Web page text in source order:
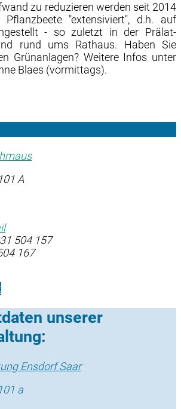
zu reduzieren werden seit 2014
"extensiviert", d.h. auf
- so zuletzt in der Prälat-
rund ums Rathaus. Haben Sie
Grünanlagen? Weitere Infos unter
Blaes (vormittags).
A
504 157
167
unserer
Ensdorf Saar
a